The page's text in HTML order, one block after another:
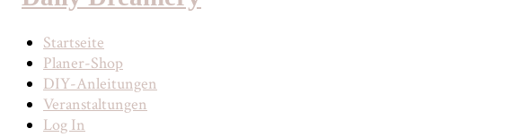
Startseite
Planer-Shop
DIY-Anleitungen
Veranstaltungen
Log In